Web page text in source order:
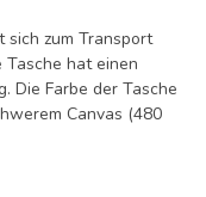
zum Transport
hat einen
Die Farbe der Tasche
Canvas (480